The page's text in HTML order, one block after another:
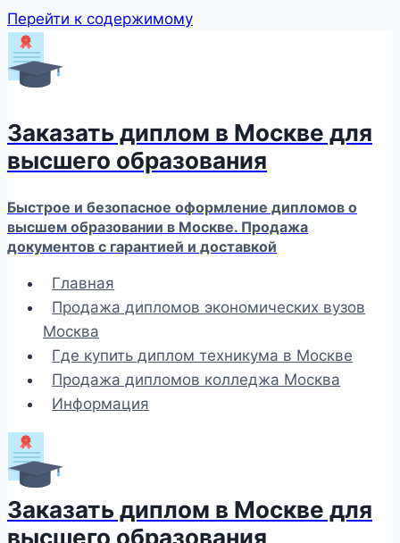
Перейти к содержимому
Заказать диплом в Москве для
высшего образования
Быстрое и безопасное оформление дипломов о
высшем образовании в Москве. Продажа
документов с гарантией и доставкой
Главная
Продажа дипломов экономических вузов
Москва
Где купить диплом техникума в Москве
Продажа дипломов колледжа Москва
Информация
Заказать диплом в Москве для
высшего образования